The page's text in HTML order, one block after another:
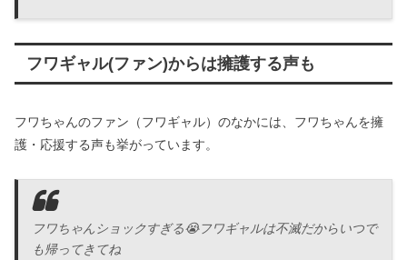
フワギャル(ファン)からは擁護する声も
フワちゃんのファン（フワギャル）のなかには、フワちゃんを擁
護・応援する声も挙がっています。
フワちゃんショックすぎる😭フワギャルは不滅だからいつで
も帰ってきてね